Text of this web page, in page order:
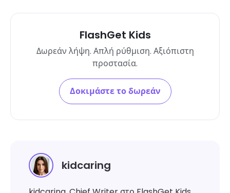
FlashGet Kids
Δωρεάν λήψη. Απλή ρύθμιση. Αξιόπιστη
προστασία.
Δοκιμάστε το δωρεάν
kidcaring